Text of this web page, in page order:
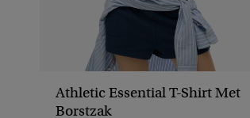
Athletic Essential T-Shirt Met
Borstzak